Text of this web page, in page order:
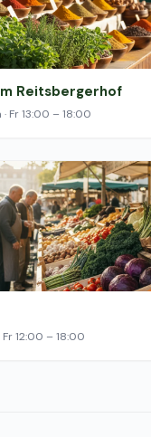
Reitsbergerhof
Fr 13:00 – 18:00
Fr 12:00 – 18:00